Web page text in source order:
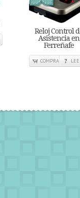
Reloj Control
Asistencia en
Ferreñafe
COMPRA